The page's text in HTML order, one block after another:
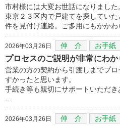
市村様には大変お世話になりました
東京２３区内で戸建てを探してい
件を見付け連絡。ご多用にもかか
2026年03月26日 仲 介 お手紙
プロセスのご説明が非常にわ
営業の方の契約から引渡しまでプ
すかったと思います。
手続き等も親切にサポートいただき
2026年03月26日 仲 介 お手紙